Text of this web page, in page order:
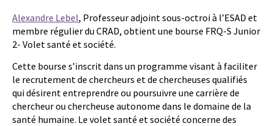
Alexandre Lebel, Professeur adjoint sous-octroi à l’ESAD et
membre régulier du CRAD, obtient une bourse FRQ-S Junior
2- Volet santé et société.
Cette bourse s’inscrit dans un programme visant à faciliter
le recrutement de chercheurs et de chercheuses qualifiés
qui désirent entreprendre ou poursuivre une carrière de
chercheur ou chercheuse autonome dans le domaine de la
santé humaine. Le volet santé et société concerne des